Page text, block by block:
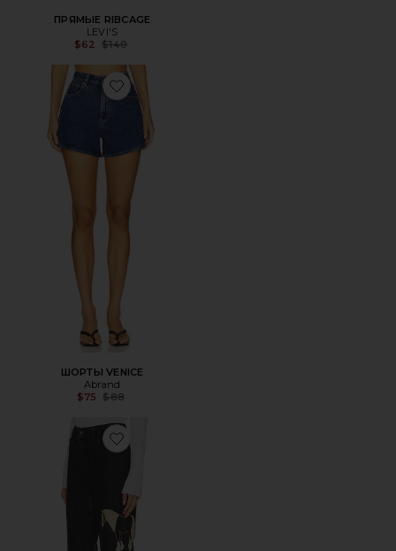
ПРЯМЫЕ RIBCAGE
LEVI'S
$62
Previous price:
$140
Favorite ШОРТЫ VENICE
ШОРТЫ VENICE
Abrand
$75
Previous price:
$88
Favorite ДЖИНСЫ HORSEY